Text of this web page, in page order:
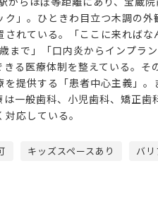
ク」。ひときわ目立つ木調の
されている。「ここに来れば
まで」「口内炎からインプラ
きる医療体制を整えている。
を提供する「患者中心主義」
一般歯科、小児歯科、矯正
応している。
キッズスペースあり バ